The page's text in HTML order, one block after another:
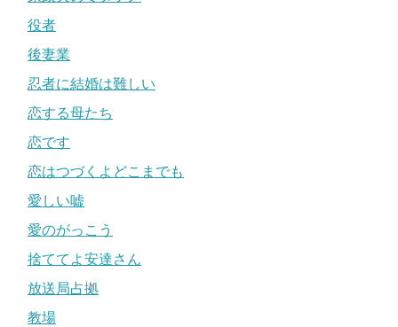
役者
後妻業
忍者に結婚は難しい
恋する母たち
恋です
恋はつづくよどこまでも
愛しい嘘
愛のがっこう
捨ててよ安達さん
放送局占拠
教場